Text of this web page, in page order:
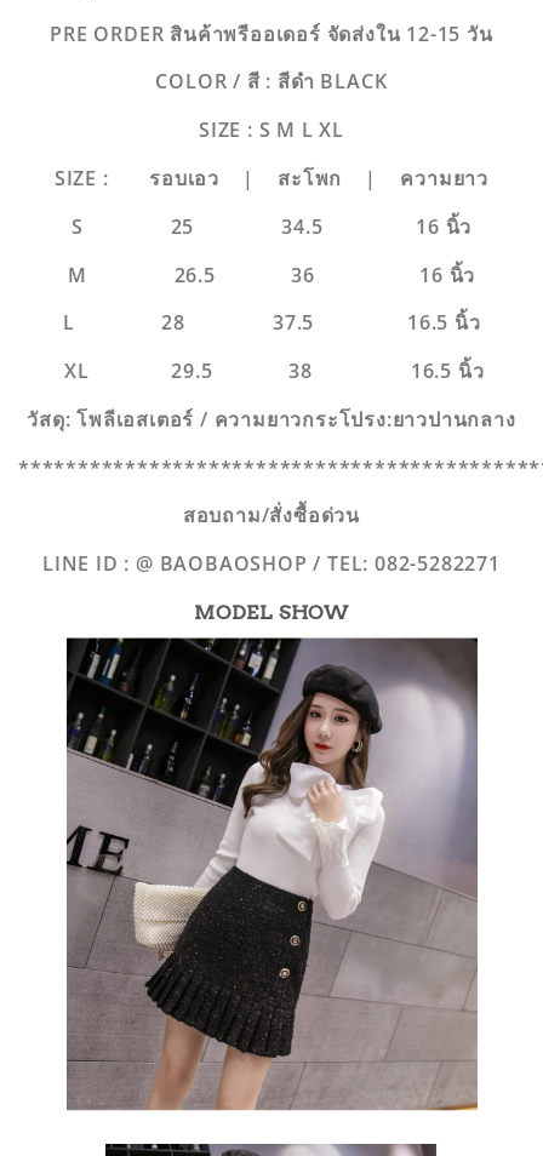
PRE ORDER สินค้าพรีออเดอร์ จัดส่งใน 12-15 วัน
COLOR / สี : สีดำ BLACK
SIZE : S M L XL
SIZE : รอบเอว | สะโพก | ความยาว
S 25 34.5 16 นิ้ว
M 26.5 36 16 นิ้ว
L 28 37.5 16.5 นิ้ว
XL 29.5 38 16.5 นิ้ว
วัสดุ: โพลีเอสเตอร์ / ความยาวกระโปรง:ยาวปานกลาง
สอบถาม/สั่งซื้อด่วน
LINE ID : @ BAOBAOSHOP / TEL: 082-5282271
MODEL SHOW